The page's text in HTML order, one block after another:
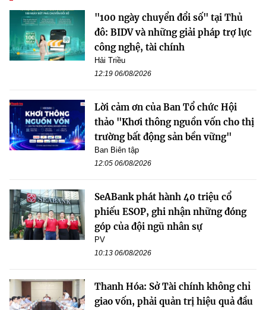
"100 ngày chuyển đổi số" tại Thủ
đô: BIDV và những giải pháp trợ lực
công nghệ, tài chính
Hải Triều
12:19 06/08/2026
Lời cảm ơn của Ban Tổ chức Hội
thảo "Khơi thông nguồn vốn cho thị
trường bất động sản bền vững"
Ban Biên tập
12:05 06/08/2026
SeABank phát hành 40 triệu cổ
phiếu ESOP, ghi nhận những đóng
góp của đội ngũ nhân sự
PV
10:13 06/08/2026
Thanh Hóa: Sở Tài chính không chỉ
giao vốn, phải quản trị hiệu quả đầu